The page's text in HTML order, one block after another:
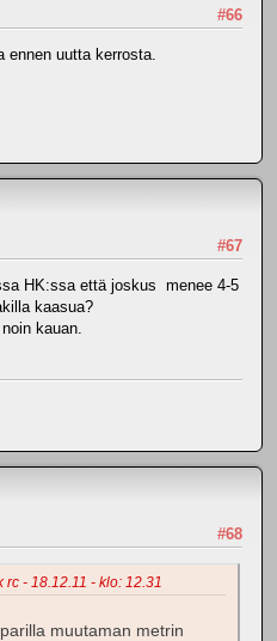
#66
ennen uutta kerrosta.
#67
HK:ssa että joskus menee 4-5
kaasua?
kauan.
#68
- 18.12.11 - klo: 12.31
muutaman metrin